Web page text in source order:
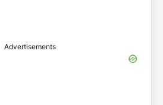
Advertisements